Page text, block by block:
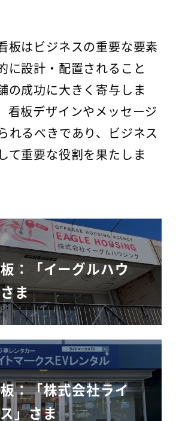
板はビジネスの重要な要素
に設計・配置されること
の成功に大きく寄与しま
看板デザインやメッセージ
れるべきであり、ビジネス
て重要な役割を果たしま
：「イーグルハウ
ま
：「株式会社ライ
」さま